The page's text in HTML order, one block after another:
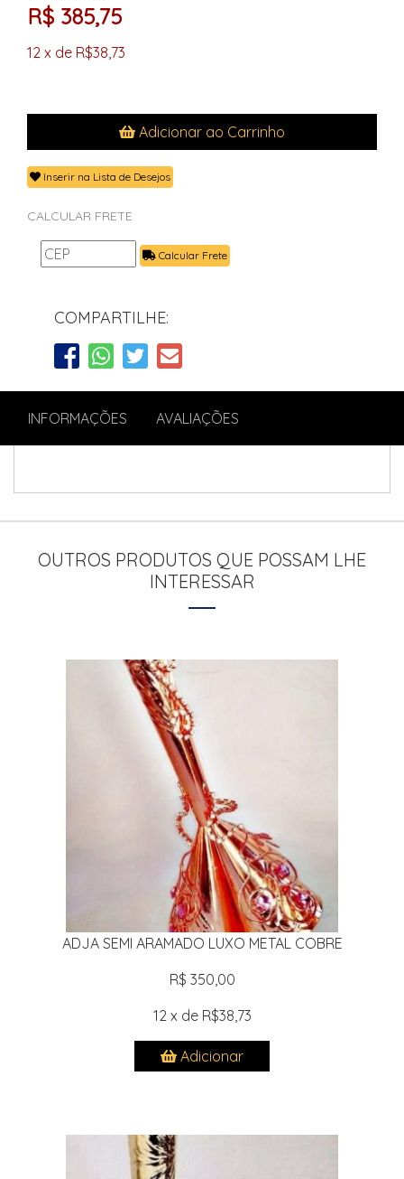
R$ 385,75
12 x de R$38,73
Adicionar ao Carrinho
Inserir na Lista de Desejos
CALCULAR FRETE
Calcular Frete
COMPARTILHE:
INFORMAÇÕES AVALIAÇÕES
OUTROS PRODUTOS QUE POSSAM LHE
INTERESSAR
ADJA SEMI ARAMADO LUXO METAL COBRE
R$ 350,00
12 x de R$38,73
Adicionar